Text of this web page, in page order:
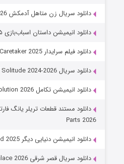
دانلود سریال زن متاهل آدمکش A Bona Fide Killer 2026
دانلود انیمیشن داستان اسباب‌بازی ۵ Toy Story 5 (2026)
دانلود فیلم سرایدار The Caretaker 2025
دانلود سریال One Hundred Years of Solitude 2024-2026
دانلود انیمیشن تکامل Evolution 2026
Parts 2026
دانلود انیمیشن دنیایی دیگر Another World 2025
دانلود سریال قصر شرقی The East Palace 2026